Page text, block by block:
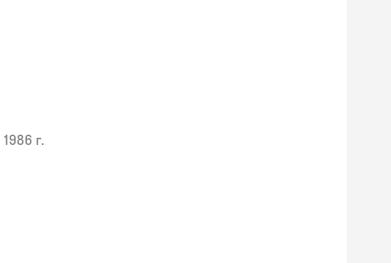
1986 г.